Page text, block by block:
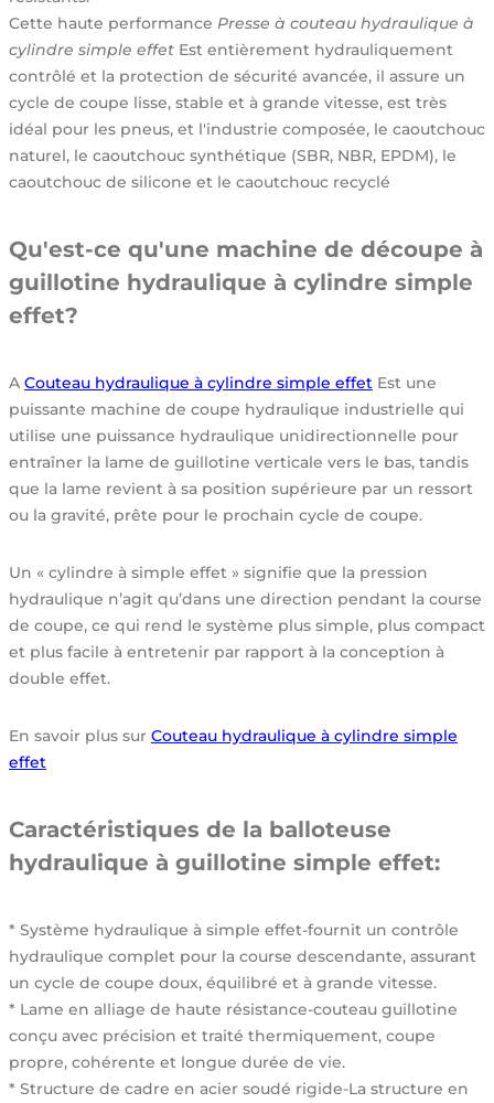
Cette haute performance Presse à couteau hydraulique à
cylindre simple effet Est entièrement hydrauliquement
contrôlé et la protection de sécurité avancée, il assure un
cycle de coupe lisse, stable et à grande vitesse, est très
idéal pour les pneus, et l'industrie composée, le caoutchouc
naturel, le caoutchouc synthétique (SBR, NBR, EPDM), le
caoutchouc de silicone et le caoutchouc recyclé
Qu'est-ce qu'une machine de découpe à
guillotine hydraulique à cylindre simple
effet?
A Couteau hydraulique à cylindre simple effet Est une
puissante machine de coupe hydraulique industrielle qui
utilise une puissance hydraulique unidirectionnelle pour
entraîner la lame de guillotine verticale vers le bas, tandis
que la lame revient à sa position supérieure par un ressort
ou la gravité, prête pour le prochain cycle de coupe.
Un « cylindre à simple effet » signifie que la pression
hydraulique n’agit qu’dans une direction pendant la course
de coupe, ce qui rend le système plus simple, plus compact
et plus facile à entretenir par rapport à la conception à
double effet.
En savoir plus sur Couteau hydraulique à cylindre simple
effet
Caractéristiques de la balloteuse
hydraulique à guillotine simple effet:
* Système hydraulique à simple effet-fournit un contrôle
hydraulique complet pour la course descendante, assurant
un cycle de coupe doux, équilibré et à grande vitesse.
* Lame en alliage de haute résistance-couteau guillotine
conçu avec précision et traité thermiquement, coupe
propre, cohérente et longue durée de vie.
* Structure de cadre en acier soudé rigide-La structure en